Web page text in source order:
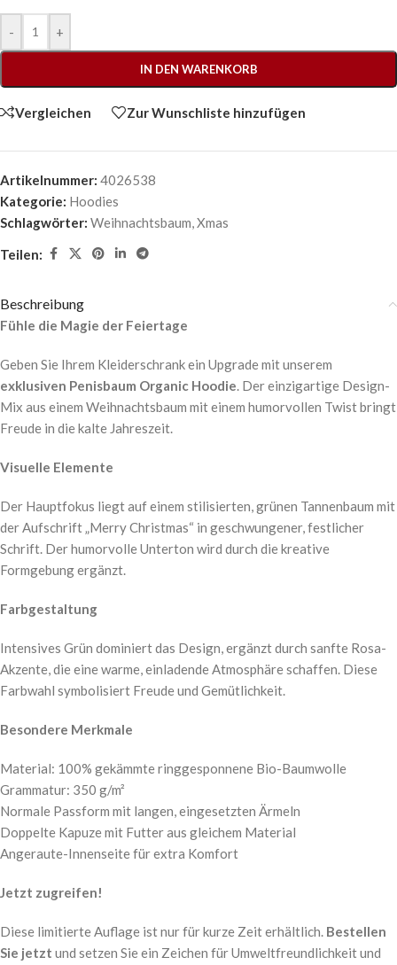
- +
IN DEN WARENKORB
Vergleichen Zur Wunschliste hinzufügen
Artikelnummer: 4026538
Kategorie: Hoodies
Schlagwörter: Weihnachtsbaum,Xmas
Teilen:
Beschreibung
Fühle die Magie der Feiertage
Geben Sie Ihrem Kleiderschrank ein Upgrade mit unserem
exklusiven Penisbaum Organic Hoodie. Der einzigartige Design-
Mix aus einem Weihnachtsbaum mit einem humorvollen Twist bringt
Freude in die kalte Jahreszeit.
Visuelle Elemente
Der Hauptfokus liegt auf einem stilisierten, grünen Tannenbaum mit
der Aufschrift „Merry Christmas“ in geschwungener, festlicher
Schrift. Der humorvolle Unterton wird durch die kreative
Formgebung ergänzt.
Farbgestaltung
Intensives Grün dominiert das Design, ergänzt durch sanfte Rosa-
Akzente, die eine warme, einladende Atmosphäre schaffen. Diese
Farbwahl symbolisiert Freude und Gemütlichkeit.
Besondere Merkmale
Material: 100% gekämmte ringgesponnene Bio-Baumwolle
Grammatur: 350 g/m²
Normale Passform mit langen, eingesetzten Ärmeln
Doppelte Kapuze mit Futter aus gleichem Material
Angeraute-Innenseite für extra Komfort
Jetzt zugreifen!
Diese limitierte Auflage ist nur für kurze Zeit erhältlich. Bestellen
Sie jetzt und setzen Sie ein Zeichen für Umweltfreundlichkeit und